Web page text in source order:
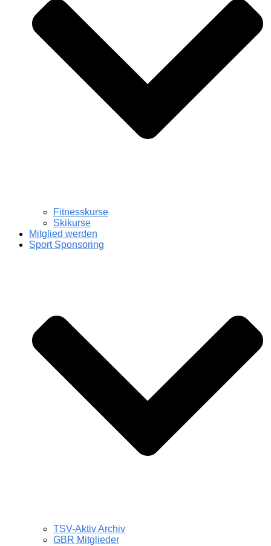
Fitnesskurse
Skikurse
Mitglied werden
Sport Sponsoring
TSV-Aktiv Archiv
GBR Mitglieder